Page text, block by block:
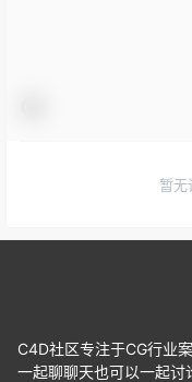
暂无
C4D社区专注于CG行业
一起聊聊天也可以一起讨